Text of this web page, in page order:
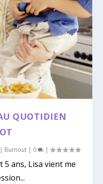
QUOTIDIEN
| Burnout | 0 |
5 ans, Lisa vient me